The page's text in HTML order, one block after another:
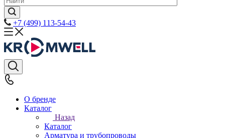
+7 (499) 113-54-43
О бренде
Каталог
Назад
Каталог
Арматура и трубопроводы